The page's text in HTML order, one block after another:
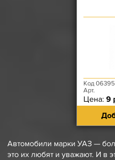
Код 06395
Арт.
Цена: 9
Автомобили марки УАЗ —
это их любят и уважают. И в